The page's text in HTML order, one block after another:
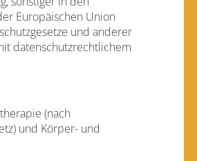
Europäischen Union
und anderer
datenschutzrechtlichem
(nach
und Körper- und